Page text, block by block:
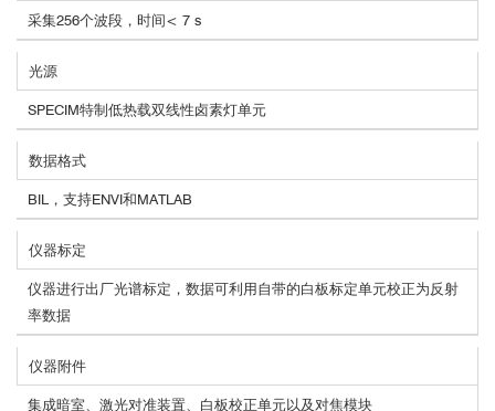
采集256个波段，时间< 7 s
光源
SPECIM特制低热载双线性卤素灯单元
数据格式
BIL，支持ENVI和MATLAB
仪器标定
仪器进行出厂光谱标定，数据可利用自带的白板标定单元校正为反射
率数据
仪器附件
集成暗室、激光对准装置、白板校正单元以及对焦模块